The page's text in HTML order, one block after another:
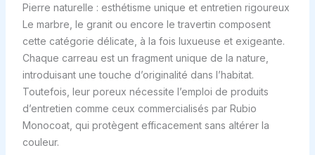
Pierre naturelle : esthétisme unique et entretien rigoureux
Le marbre, le granit ou encore le travertin composent
cette catégorie délicate, à la fois luxueuse et exigeante.
Chaque carreau est un fragment unique de la nature,
introduisant une touche d’originalité dans l’habitat.
Toutefois, leur poreux nécessite l’emploi de produits
d’entretien comme ceux commercialisés par Rubio
Monocoat, qui protègent efficacement sans altérer la
couleur.